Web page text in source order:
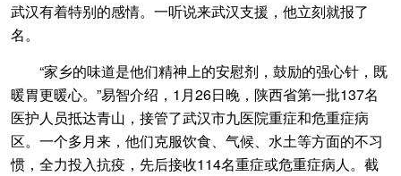
武汉有着特别的感情。一听说来武汉支援，他立刻就报了
名。
“家乡的味道是他们精神上的安慰剂，鼓励的强心针，既
暖胃更暖心。”易智介绍，1月26日晚，陕西省第一批137名
医护人员抵达青山，接管了武汉市九医院重症和危重症病
区。一个多月来，他们克服饮食、气候、水土等方面的不习
惯，全力投入抗疫，先后接收114名重症或危重症病人。截